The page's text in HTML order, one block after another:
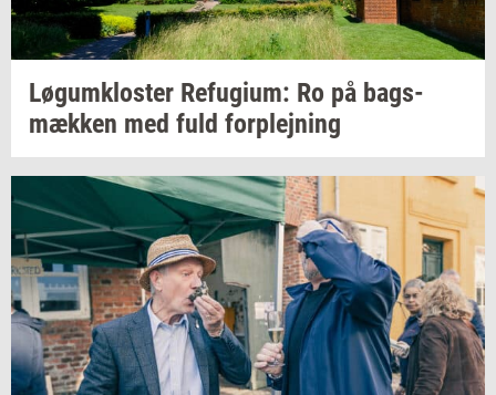
Løgum­klo­ster Re­fu­gi­um: Ro på bags­
mæk­ken med fuld for­plej­ning